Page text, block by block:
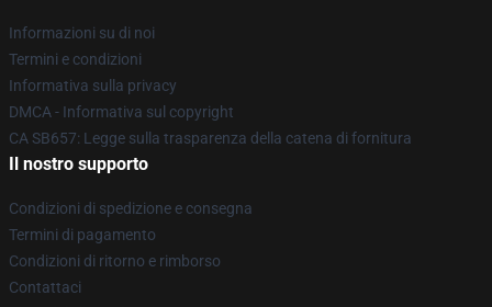
Informazioni su di noi
Termini e condizioni
Informativa sulla privacy
DMCA - Informativa sul copyright
CA SB657: Legge sulla trasparenza della catena di fornitura
Il nostro supporto
Condizioni di spedizione e consegna
Termini di pagamento
Condizioni di ritorno e rimborso
Contattaci